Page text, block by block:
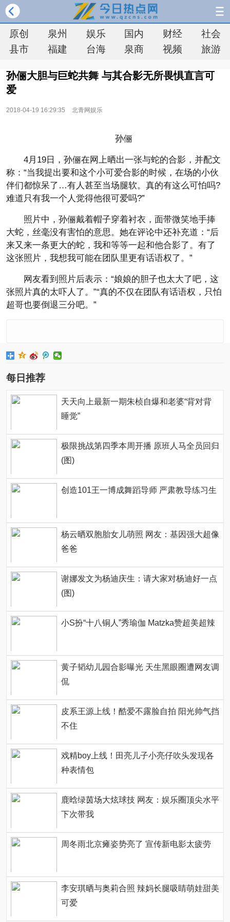
原创 泉州 娱乐 国内 财经
社会
县市
福建 台海 泉商 视频 旅游
孙俪大胆与巨蛇共舞 与其合影无所畏惧直言可
爱
2018-04-19 16:29:35 北青网娱乐
孙俪
4月19日，孙俪在网上晒出一张与蛇的合影，并配文
称：“当我提出要和这个小可爱合影的时候，在场的小伙
伴们都惊呆了…有人甚至当场腿软。真的有这么可怕吗?
难道只有我一个人觉得他很可爱吗?”
照片中，孙俪戴着帽子穿着衬衣，面带微笑地手捧
大蛇，丝毫没有害怕的意思。她在评论中还补充道：“后
来又来一条更大的蛇，我和等等一起和他合影了。有了
这张照片，我想我可能在团队里更有话语权了。”
网友看到照片后表示：“娘娘的胆子也太大了吧，这
张照片真的太吓人了。”“真的不仅在团队有话语权，只怕
超哥也要倒退三分吧。”
每日推荐
天天向上最新一期朱桢自爆和老婆“背对背
睡觉”
极限挑战第四季本周开播 原班人马全员回归
(图)
创造101王一博成舞蹈导师 严肃教导练习生
杨云晒双胞胎女儿萌照 网友：基因强大超像
爸爸
谢娜发文为杨迪庆生：请大家对杨迪好一点
(图)
小S扮“十八铜人”秀瑜伽 Matzka赞超美超辣
黄子韬幼儿园合影曝光 天生黑眼圈遭网友调
侃
皮系王源上线！酷爱不露脸自拍 阳光帅气挡
不住
戏精boy上线！田亮儿子小亮仔吹头发现各
种表情包
鹿晗绿茵场大炫球技 网友：娱乐圈顶尖水平
下次带我
周冬雨北京瘫姿势亮了 宣传新电影太疲劳
李安琪晒与奥莉合照 辣妈长腿吸睛萌娃甜美
可爱